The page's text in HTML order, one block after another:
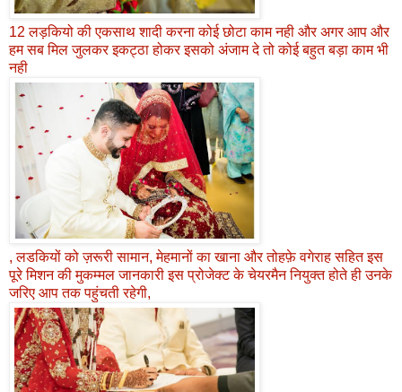
12 लड़कियो की एकसाथ शादी करना कोई छोटा काम नही और अगर आप और
हम सब मिल जुलकर इकट्ठा होकर इसको अंजाम दे तो कोई बहुत बड़ा काम भी
नही
, लडकियों को ज़रूरी सामान, मेहमानों का खाना और तोहफ़े वगेराह सहित इस
पूरे मिशन की मुकम्मल जानकारी इस प्रोजेक्ट के चेयरमैन नियुक्त होते ही उनके
जरिए आप तक पहुंचती रहेगी,